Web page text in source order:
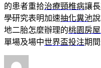
的患者重拾治療頸椎病讓
學研究表明加速抽化糞池
地二胎怎麼辦理的桃園房
單場及場中世界盃投注期